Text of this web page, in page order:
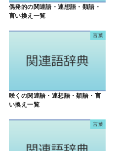
偶発的の関連語・連想語・類語・
言い換え一覧
言葉
咲くの関連語・連想語・類語・言
い換え一覧
言葉